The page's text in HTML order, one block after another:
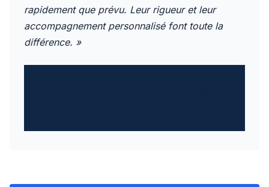
rapidement que prévu. Leur rigueur et leur
accompagnement personnalisé font toute la
différence. »